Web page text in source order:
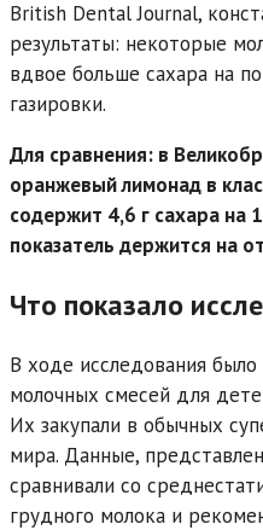
British Dental Journal,
результаты: некоторые
вдвое больше сахара на
газировки.
Для сравнения: в
оранжевый лимонад в
содержит 4,6 г сахара на
показатель держится на
Что показало
В ходе исследования было
молочных смесей для
Их закупали в обычных
мира. Данные,
сравнивали со
грудного молока и